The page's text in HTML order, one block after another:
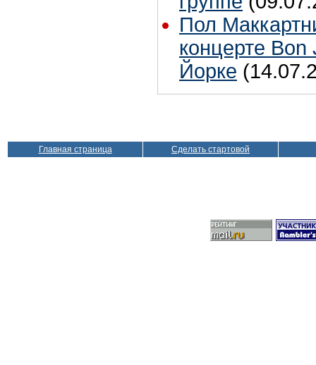
Пол
концерте
Йорке
Главная страница Сделать стартовой